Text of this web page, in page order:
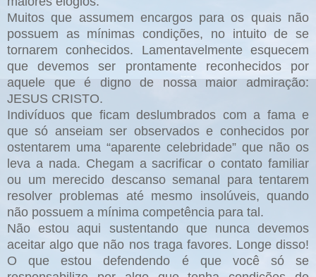
Muitos que assumem encargos para os quais não
possuem as mínimas condições, no intuito de se
tornarem conhecidos. Lamentavelmente esquecem
que devemos ser prontamente reconhecidos por
aquele que é digno de nossa maior admiração:
JESUS CRISTO.
Indivíduos que ficam deslumbrados com a fama e
que só anseiam ser observados e conhecidos por
ostentarem uma “aparente celebridade” que não os
leva a nada. Chegam a sacrificar o contato familiar
ou um merecido descanso semanal para tentarem
resolver problemas até mesmo insolúveis, quando
não possuem a mínima competência para tal.
Não estou aqui sustentando que nunca devemos
aceitar algo que não nos traga favores. Longe disso!
O que estou defendendo é que você só se